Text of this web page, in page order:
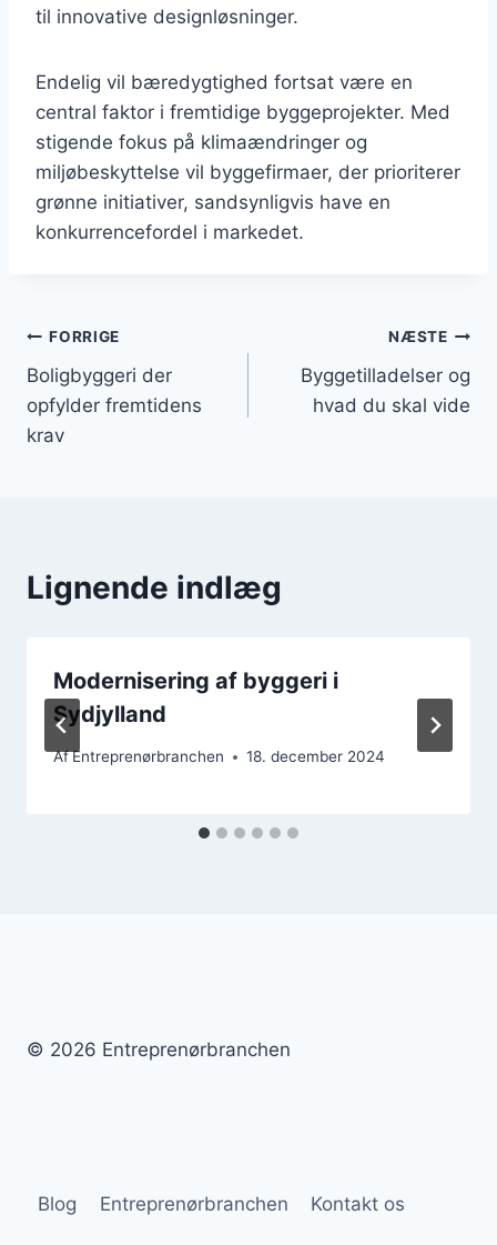
til innovative designløsninger.
Endelig vil bæredygtighed fortsat være en
central faktor i fremtidige byggeprojekter. Med
stigende fokus på klimaændringer og
miljøbeskyttelse vil byggefirmaer, der prioriterer
grønne initiativer, sandsynligvis have en
konkurrencefordel i markedet.
Indlægsnavigation
FORRIGE
Boligbyggeri der
opfylder fremtidens
krav
NÆSTE
Byggetilladelser og
hvad du skal vide
Lignende indlæg
Modernisering af byggeri i
Sydjylland
AfEntreprenørbranchen 18. december 2024
© 2026 Entreprenørbranchen
Blog Entreprenørbranchen Kontakt os